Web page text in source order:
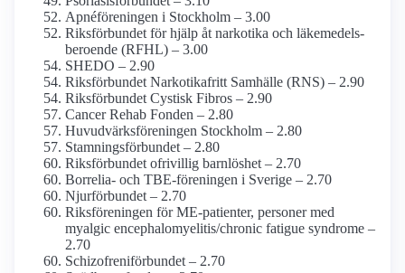
Apné­föreningen i Stockholm – 3.00
Riksförbundet för hjälp åt narkotika och läkemedels­
beroende (RFHL) – 3.00
SHEDO – 2.90
Riksförbundet Narkotikafritt Samhälle (RNS) – 2.90
Riksförbundet Cystisk Fibros – 2.90
Cancer Rehab Fonden – 2.80
Huvudvärks­föreningen Stockholm – 2.80
Stamnings­förbundet – 2.80
Riksförbundet ofrivillig barnlöshet – 2.70
Borrelia- och TBE-föreningen i Sverige – 2.70
Njurförbundet – 2.70
Riksföreningen för ME-patienter, personer med
myalgic encephalo­myelitis/­chronic fatigue syndrome –
2.70
Schizofreni­förbundet – 2.70